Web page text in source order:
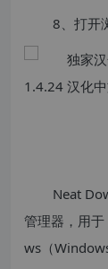
8、打开
Neat
管理器，用
ws（